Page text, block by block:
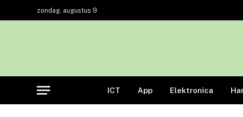
zondag, augustus 9
ICT App Elektronica